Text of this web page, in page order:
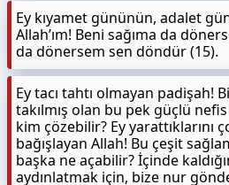
Ey kıyamet gününün, adalet
Allah’ım! Beni sağıma da
da dönersem sen döndür (15).
Ey tacı tahtı olmayan padişah!
takılmış olan bu pek güçlü
kim çözebilir? Ey yarattıklarını
bağışlayan Allah! Bu çeşit
başka ne açabilir? İçinde
aydınlatmak için, bize nur